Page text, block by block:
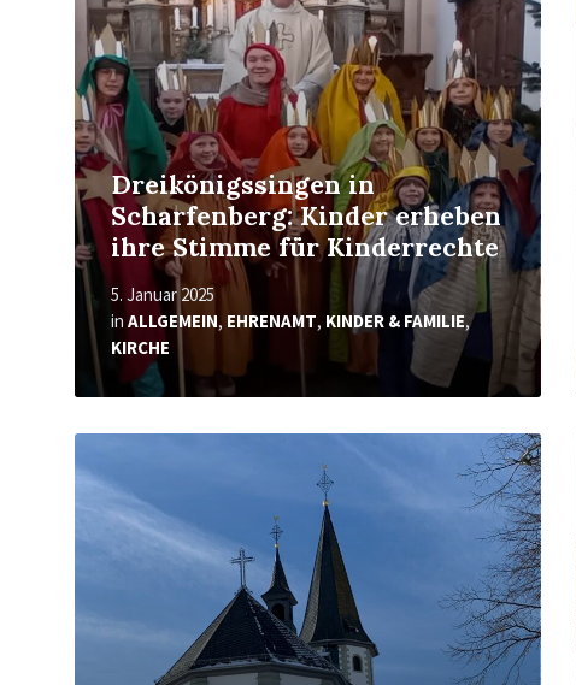
Dreikönigssingen in
Scharfenberg: Kinder erheben
ihre Stimme für Kinderrechte
5. Januar 2025
in ALLGEMEIN, EHRENAMT, KINDER & FAMILIE,
KIRCHE
Mehr
erfahren